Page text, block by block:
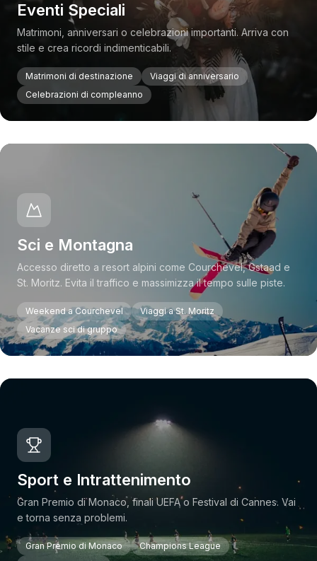
Eventi Speciali
Matrimoni, anniversari o celebrazioni importanti. Arriva con
stile e crea ricordi indimenticabili.
Matrimoni di destinazione
Viaggi di anniversario
Celebrazioni di compleanno
Sci e Montagna
Accesso diretto a resort alpini come Courchevel, Gstaad e
St. Moritz. Evita il traffico e massimizza il tempo sulle piste.
Weekend a Courchevel
Viaggi a St. Moritz
Vacanze sci di gruppo
Sport e Intrattenimento
Gran Premio di Monaco, finali UEFA o Festival di Cannes. Vai
e torna senza problemi.
Gran Premio di Monaco
Champions League